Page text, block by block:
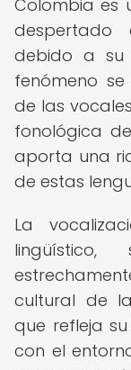
Colombia es
despertado
debido a su
fenómeno
de las
fonológica
aporta una
de estas
La
cultural de
que refleja
con el